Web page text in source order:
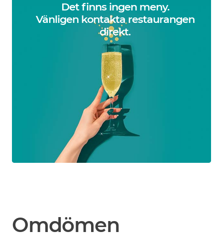
Det finns ingen meny.
Vänligen kontakta restaurangen
direkt.
Omdömen